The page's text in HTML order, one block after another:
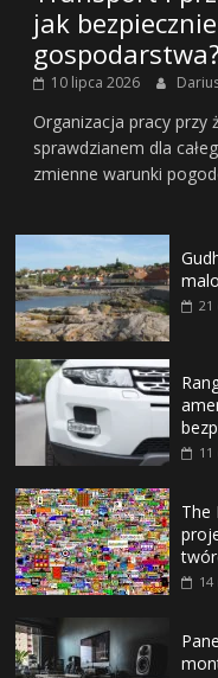
jak
gospodarstwa?
10 lipca 2026
Organizacja pracy przy
sprawdzianem dla
zmienne warunki
21
11
The
14